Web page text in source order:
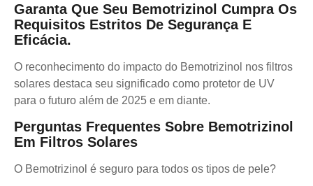
Garanta Que Seu Bemotrizinol Cumpra Os
Requisitos Estritos De Segurança E
Eficácia.
O reconhecimento do impacto do Bemotrizinol nos filtros
solares destaca seu significado como protetor de UV
para o futuro além de 2025 e em diante.
Perguntas Frequentes Sobre Bemotrizinol
Em Filtros Solares
O Bemotrizinol é seguro para todos os tipos de pele?